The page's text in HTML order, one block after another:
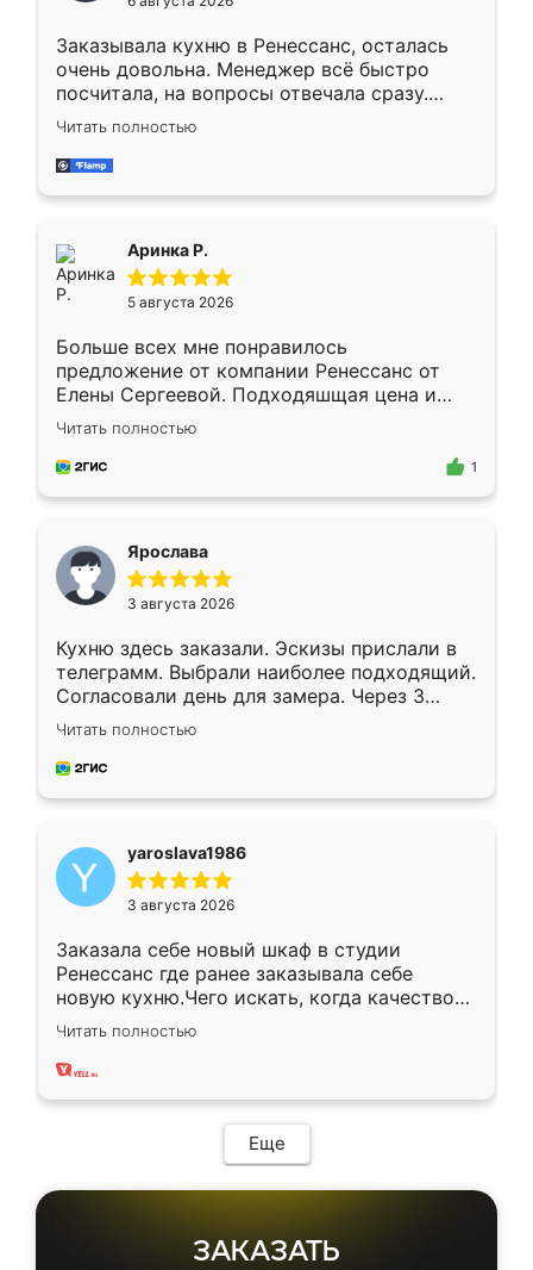
мебели буду заказывать только здесь.
Заказывала кухню в Ренессанс, осталась
очень довольна. Менеджер всё быстро
посчитала, на вопросы отвечала сразу.
Замерщик приехал в субботу, подошёл к
делу со всей ответственностью. Собрали
за день, ребята работали аккуратно, даже
Читать полностью
Аринка Р.
5 августа 2026
Больше всех мне понравилось
предложение от компании Ренессанс от
Елены Сергеевой. Подходяшщая цена и
короткие сроки изготовления. Приехавший
для замера сотрудник Владислав
предложил по моему эскизу самый
Читать полностью
1
Ярослава
3 августа 2026
Кухню здесь заказали. Эскизы прислали в
телеграмм. Выбрали наиболее подходящий.
Согласовали день для замера. Через 3
недели кухня была уже готова. Остались
довольны работой. Спасибо Ренессанс
мебель за качественную работу!
Читать полностью
yaroslava1986
3 августа 2026
Заказала себе новый шкаф в студии
Ренессанс где ранее заказывала себе
новую кухню.Чего искать, когда качеством
вполне довольна. Служит кухня уже почти
два года, нареканий нет.
Читать полностью
Еще
ЗАКАЗАТЬ